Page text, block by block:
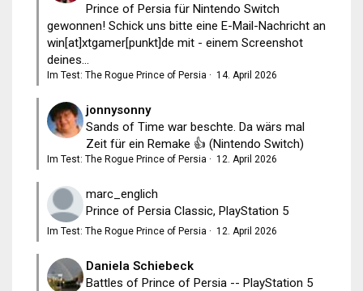
Prince of Persia für Nintendo Switch
gewonnen! Schick uns bitte eine E-Mail-Nachricht an
win[at]xtgamer[punkt]de mit - einem Screenshot
deines...
Im Test: The Rogue Prince of Persia · 14. April 2026
jonnysonny
Sands of Time war beschte. Da wärs mal
Zeit für ein Remake 👍 (Nintendo Switch)
Im Test: The Rogue Prince of Persia · 12. April 2026
marc_englich
Prince of Persia Classic, PlayStation 5
Im Test: The Rogue Prince of Persia · 12. April 2026
Daniela Schiebeck
Battles of Prince of Persia -- PlayStation 5